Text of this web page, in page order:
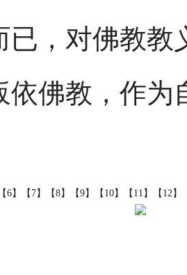
已，对佛教教
依佛教，作为
【6】 【7】 【8】 【9】 【10】 【11】 【12】